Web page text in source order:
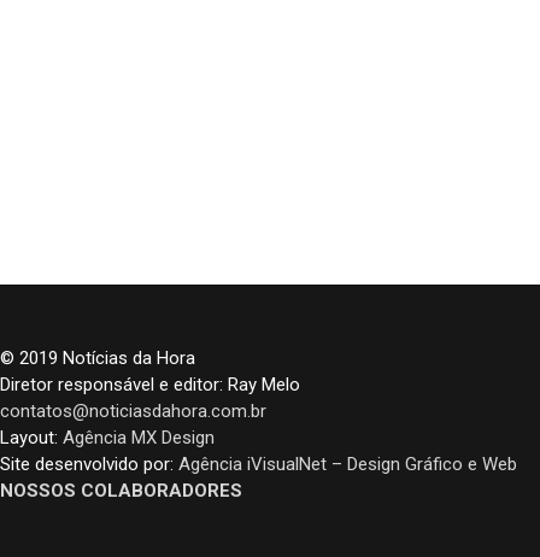
© 2019 Notícias da Hora
Diretor responsável e editor: Ray Melo
contatos@noticiasdahora.com.br
Layout: Agência MX Design
Site desenvolvido por: Agência iVisualNet – Design Gráfico e Web
NOSSOS COLABORADORES